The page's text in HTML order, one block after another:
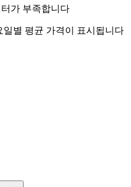
가 부족합니다
별 평균 가격이 표시됩니다